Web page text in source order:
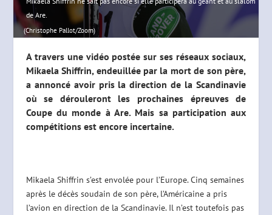
de Are.
(Christophe Pallot/Zoom)
A travers une vidéo postée sur ses réseaux sociaux,
Mikaela Shiffrin, endeuillée par la mort de son père,
a annoncé avoir pris la direction de la Scandinavie
où se dérouleront les prochaines épreuves de
Coupe du monde à Are. Mais sa participation aux
compétitions est encore incertaine.
Mikaela Shiffrin s’est envolée pour l’Europe. Cinq semaines
après le décès soudain de son père, l’Américaine a pris
l’avion en direction de la Scandinavie. Il n’est toutefois pas